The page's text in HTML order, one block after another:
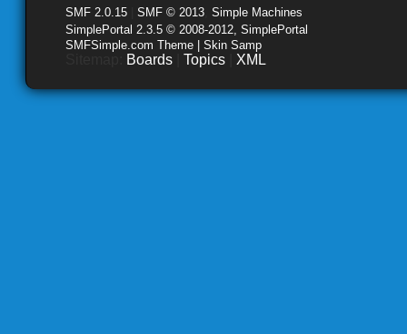
SMF 2.0.15 SMF © 2013 Simple Machines
SimplePortal 2.3.5 © 2008-2012, SimplePortal
SMFSimple.com Theme | Skin Samp
Boards Topics XML